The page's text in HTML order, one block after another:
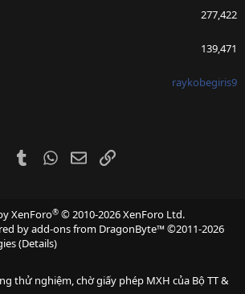
277,422
139,471
raykobegiris9
PinterestTumblrWhatsApp
EmailLink
XenForo® © 2010-2026 XenForo Ltd.
byadd-ons from DragonByte™©2011-2026
(Details)
thử nghiệm, chờ giấy phép MXH của Bộ TT &